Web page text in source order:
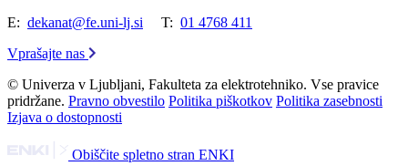
E: dekanat@fe.uni-lj.si T: 01 4768 411
Vprašajte nas
© Univerza v Ljubljani, Fakulteta za elektrotehniko. Vse pravice
pridržane. Pravno obvestilo Politika piškotkov Politika zasebnosti
Izjava o dostopnosti
Obiščite spletno stran ENKI